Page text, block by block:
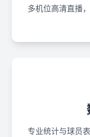
多机位高清直播
专业统计与球员